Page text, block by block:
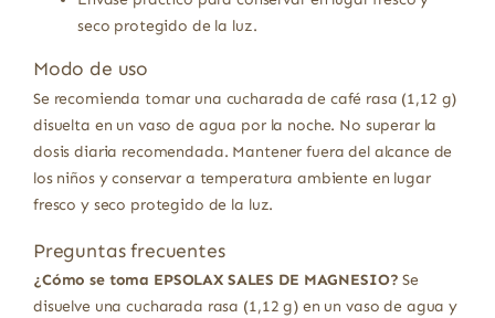
seco protegido de la luz.
Modo de uso
Se recomienda tomar una cucharada de café rasa (1,12 g)
disuelta en un vaso de agua por la noche. No superar la
dosis diaria recomendada. Mantener fuera del alcance de
los niños y conservar a temperatura ambiente en lugar
fresco y seco protegido de la luz.
Preguntas frecuentes
¿Cómo se toma EPSOLAX SALES DE MAGNESIO? Se
disuelve una cucharada rasa (1,12 g) en un vaso de agua y